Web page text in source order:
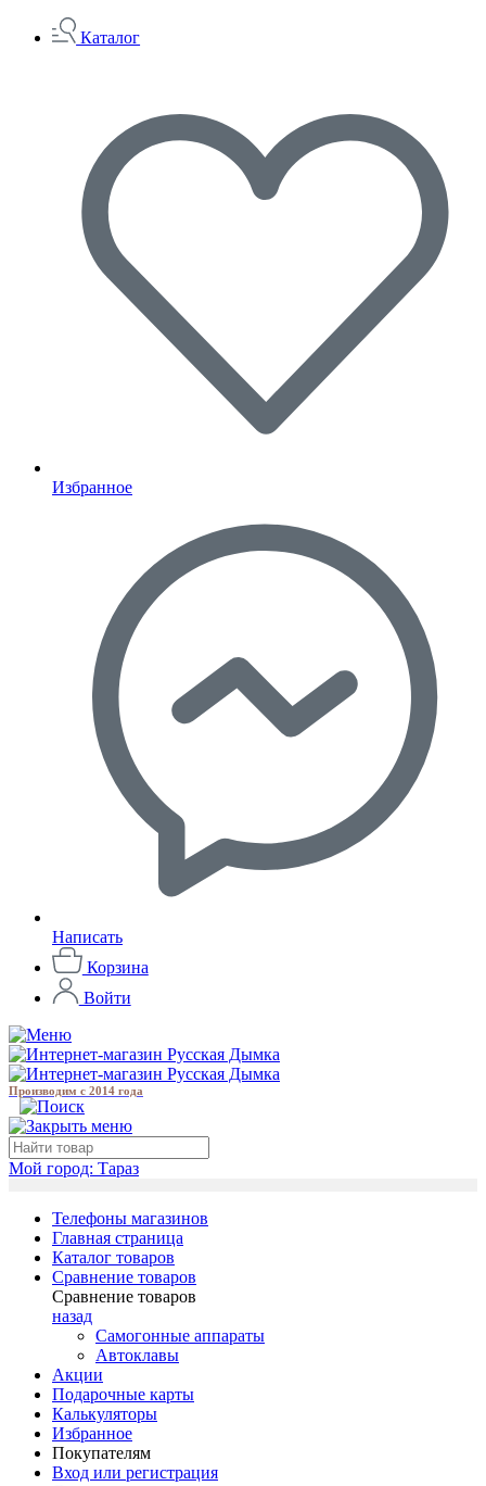
Каталог
Избранное
Написать
Корзина
Войти
Производим с 2014 года
Мой город: Тараз
Телефоны магазинов
Главная страница
Каталог товаров
Сравнение товаров
Сравнение товаров
назад
Самогонные аппараты
Автоклавы
Акции
Подарочные карты
Калькуляторы
Избранное
Покупателям
Вход или регистрация